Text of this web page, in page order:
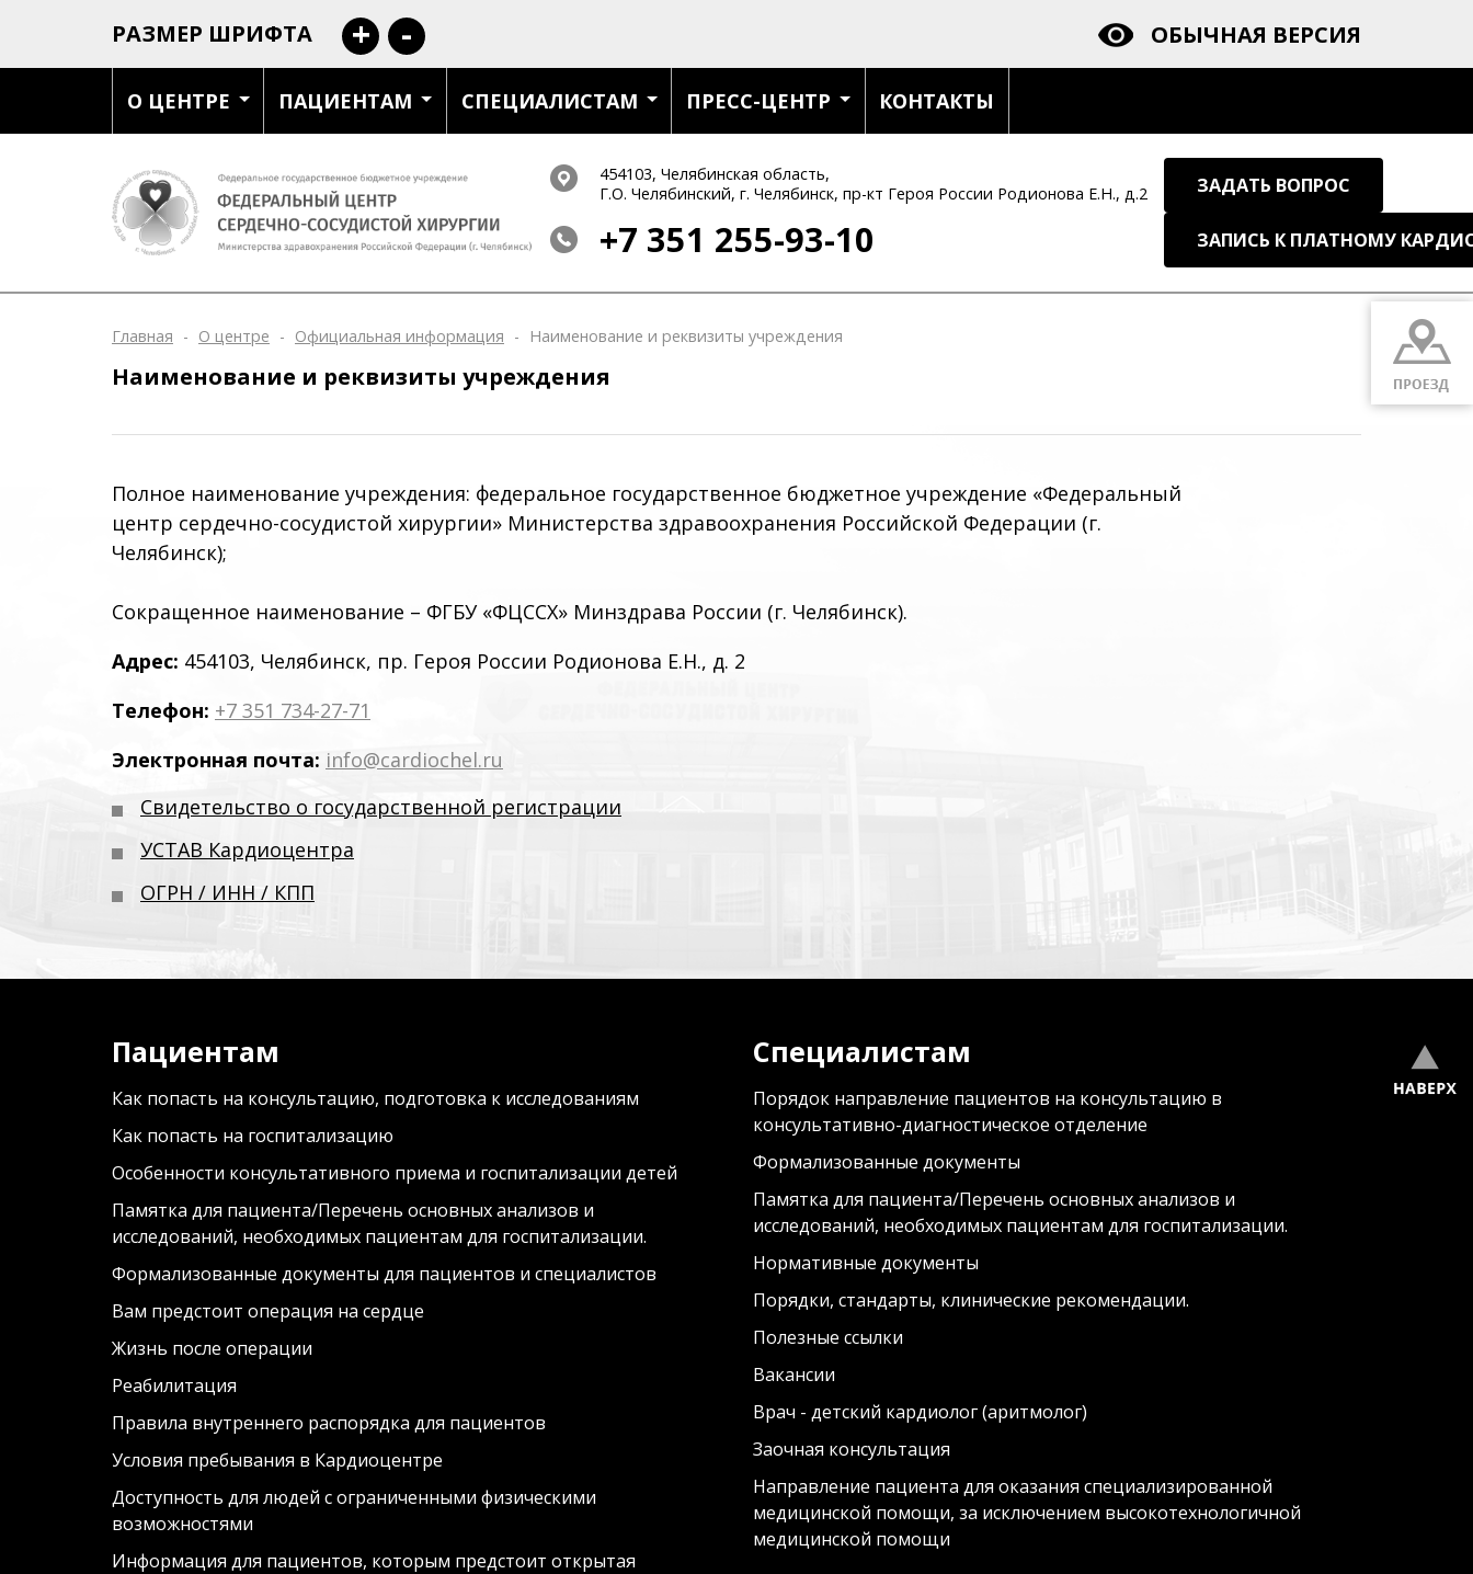
РАЗМЕР ШРИФТА + - ОБЫЧНАЯ ВЕРСИЯ
О ЦЕНТРЕ ПАЦИЕНТАМ СПЕЦИАЛИСТАМ ПРЕСС-ЦЕНТР КОНТАКТЫ
454103, Челябинская область,
Г.О. Челябинский, г. Челябинск, пр-кт Героя России Родионова Е.Н., д.2
+7 351 255-93-10
ЗАДАТЬ ВОПРОС
ЗАПИСЬ К ПЛАТНОМУ
Главная - О центре - Официальная информация - Наименование и реквизиты учреждения
Наименование и реквизиты учреждения
Полное наименование учреждения: федеральное государственное бюджетное учреждение «Федеральный
центр сердечно-сосудистой хирургии» Министерства здравоохранения Российской Федерации (г.
Челябинск);
Сокращенное наименование – ФГБУ «ФЦССХ» Минздрава России (г. Челябинск).
Адрес: 454103, Челябинск, пр. Героя России Родионова Е.Н., д. 2
Телефон: +7 351 734-27-71
Электронная почта: info@cardiochel.ru
Свидетельство о государственной регистрации
УСТАВ Кардиоцентра
ОГРН / ИНН / КПП
Пациентам
Как попасть на консультацию, подготовка к исследованиям
Как попасть на госпитализацию
Особенности консультативного приема и госпитализации детей
Памятка для пациента/Перечень основных анализов и
исследований, необходимых пациентам для госпитализации.
Формализованные документы для пациентов и специалистов
Вам предстоит операция на сердце
Жизнь после операции
Реабилитация
Правила внутреннего распорядка для пациентов
Условия пребывания в Кардиоцентре
Доступность для людей с ограниченными физическими
возможностями
Информация для пациентов, которым предстоит открытая
Специалистам
Порядок направление пациентов на консультацию в
консультативно-диагностическое отделение
Формализованные документы
Памятка для пациента/Перечень основных анализов и
исследований, необходимых пациентам для госпитализации.
Нормативные документы
Порядки, стандарты, клинические рекомендации.
Полезные ссылки
Вакансии
Врач - детский кардиолог (аритмолог)
Заочная консультация
Направление пациента для оказания специализированной
медицинской помощи, за исключением высокотехнологичной
медицинской помощи